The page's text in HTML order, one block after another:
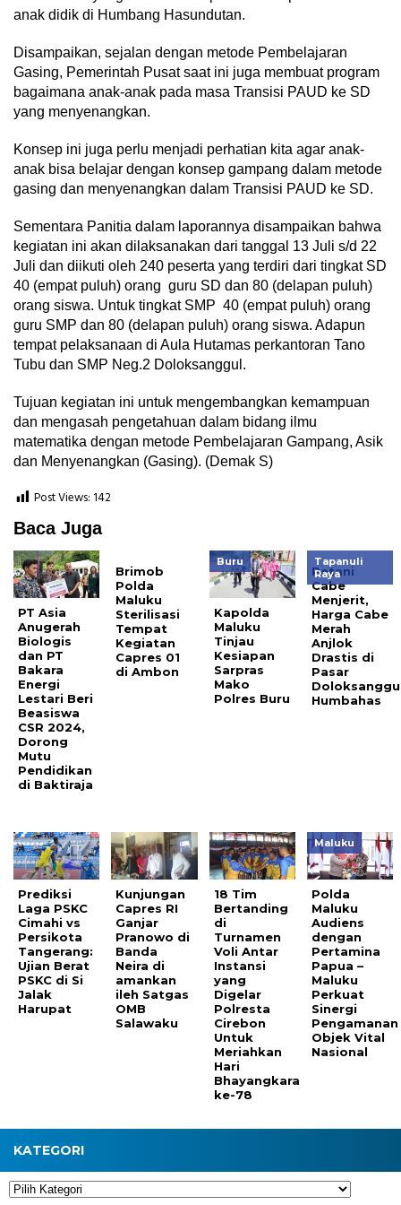
anak didik di Humbang Hasundutan.
Disampaikan, sejalan dengan metode Pembelajaran
Gasing, Pemerintah Pusat saat ini juga membuat program
bagaimana anak-anak pada masa Transisi PAUD ke SD
yang menyenangkan.
Konsep ini juga perlu menjadi perhatian kita agar anak-
anak bisa belajar dengan konsep gampang dalam metode
gasing dan menyenangkan dalam Transisi PAUD ke SD.
Sementara Panitia dalam laporannya disampaikan bahwa
kegiatan ini akan dilaksanakan dari tanggal 13 Juli s/d 22
Juli dan diikuti oleh 240 peserta yang terdiri dari tingkat SD
40 (empat puluh) orang guru SD dan 80 (delapan puluh)
orang siswa. Untuk tingkat SMP 40 (empat puluh) orang
guru SMP dan 80 (delapan puluh) orang siswa. Adapun
tempat pelaksanaan di Aula Hutamas perkantoran Tano
Tubu dan SMP Neg.2 Doloksanggul.
Tujuan kegiatan ini untuk mengembangkan kemampuan
dan mengasah pengetahuan dalam bidang ilmu
matematika dengan metode Pembelajaran Gampang, Asik
dan Menyenangkan (Gasing). (Demak S)
Post Views: 142
Baca Juga
PT Asia
Anugerah
Biologis
dan PT
Bakara
Energi
Lestari Beri
Beasiswa
CSR 2024,
Dorong
Mutu
Pendidikan
di Baktiraja
Brimob
Polda
Maluku
Sterilisasi
Tempat
Kegiatan
Capres 01
di Ambon
Buru
Kapolda
Maluku
Tinjau
Kesiapan
Sarpras
Mako
Polres Buru
Tapanuli
Raya
Petani
Cabe
Menjerit,
Harga Cabe
Merah
Anjlok
Drastis di
Pasar
Humbahas
Prediksi
Laga PSKC
Cimahi vs
Persikota
Tangerang:
Ujian Berat
PSKC di Si
Jalak
Harupat
Kunjungan
Capres RI
Ganjar
Pranowo di
Banda
Neira di
amankan
ileh Satgas
OMB
Salawaku
18 Tim
Bertanding
di
Turnamen
Voli Antar
Instansi
yang
Digelar
Polresta
Cirebon
Untuk
Meriahkan
Hari
Bhayangkara
ke-78
Maluku
Polda
Maluku
Audiens
dengan
Pertamina
Papua –
Maluku
Perkuat
Sinergi
Pengamanan
Objek Vital
Nasional
KATEGORI
Kategori